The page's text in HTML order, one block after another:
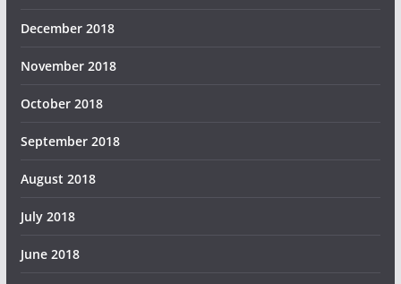
December 2018
November 2018
October 2018
September 2018
August 2018
July 2018
June 2018